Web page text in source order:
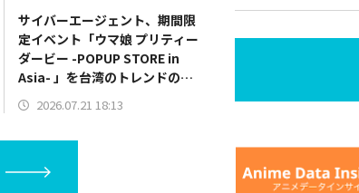
サイバーエージェント、期間限
定イベント「ウマ娘 プリティー
ダービー -POPUP STORE in
Asia- 」を台湾のトレンドの中
心地である西門で初開催
2026.07.21 18:13